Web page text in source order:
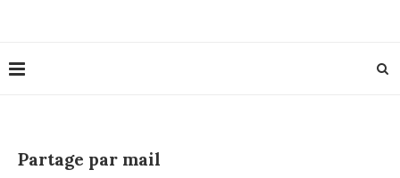
Partage par mail